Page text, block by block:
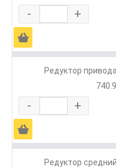
- +
Ä
Редуктор
- +
Ä
Редуктор